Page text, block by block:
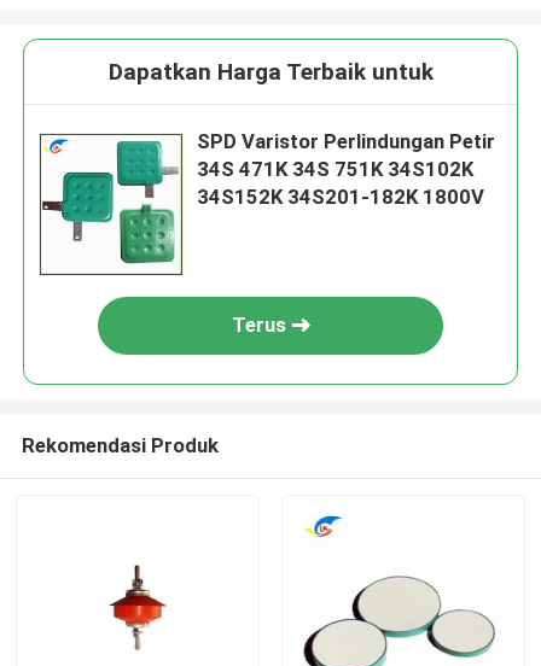
Dapatkan Harga Terbaik untuk
SPD Varistor Perlindungan Petir
34S 471K 34S 751K 34S102K
34S152K 34S201-182K 1800V
Terus
Rekomendasi Produk